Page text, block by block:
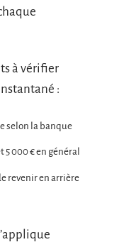
à vérifier
:
selon la banque
5 000 € en général
revenir en arrière